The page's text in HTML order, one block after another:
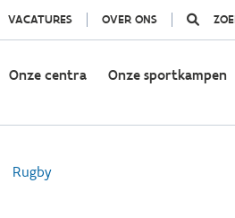
VACATURES OVER ONS
Onze centra Onze sportkampen
Rugby